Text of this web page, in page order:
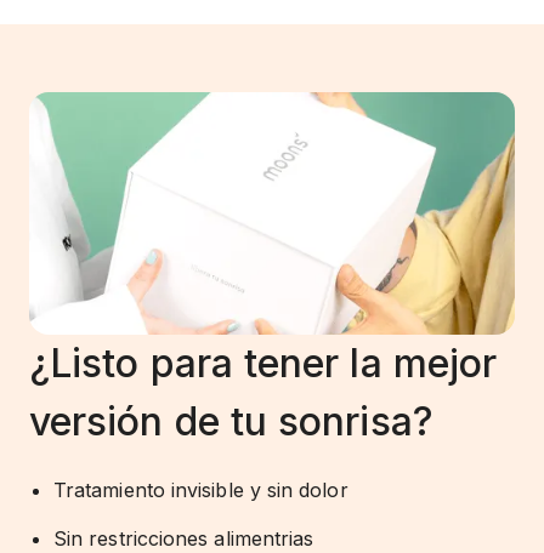
¿Listo para tener la mejor
versión de tu sonrisa?
Tratamiento invisible y sin dolor
Sin restricciones alimentrias